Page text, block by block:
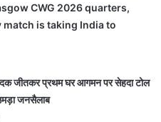
CWG 2026 quarters,
match is taking India to
जीतकर प्रथम घर आगमन पर सेहदा टोल
जनसैलाब